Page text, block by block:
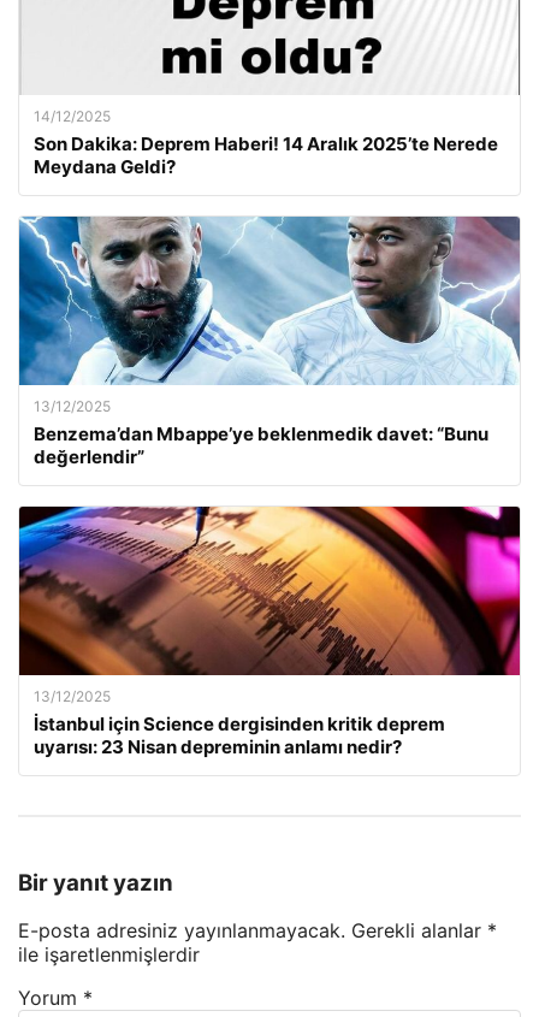
14/12/2025
Son Dakika: Deprem Haberi! 14 Aralık 2025’te Nerede
Meydana Geldi?
13/12/2025
Benzema’dan Mbappe’ye beklenmedik davet: “Bunu
değerlendir”
13/12/2025
İstanbul için Science dergisinden kritik deprem
uyarısı: 23 Nisan depreminin anlamı nedir?
Bir yanıt yazın
E-posta adresiniz yayınlanmayacak. Gerekli alanlar *
ile işaretlenmişlerdir
Yorum *